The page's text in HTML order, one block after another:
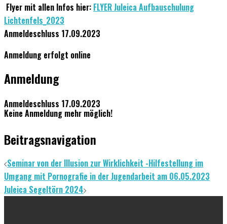
Flyer mit allen Infos hier: FLYER Juleica Aufbauschulung
Lichtenfels_2023
Anmeldeschluss 17.09.2023
Anmeldung erfolgt online
Anmeldung
Anmeldeschluss 17.09.2023
Keine Anmeldung mehr möglich!
Beitragsnavigation
Seminar von der Illusion zur Wirklichkeit -Hilfestellung im
Umgang mit Pornografie in der Jugendarbeit am 06.05.2023
Juleica Segeltörn 2024